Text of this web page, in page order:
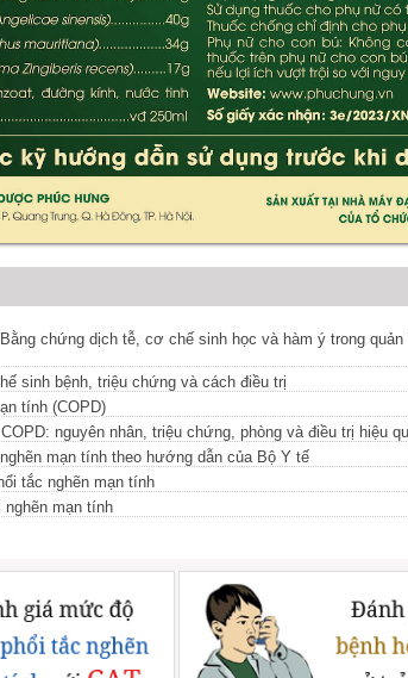
chứng dịch tễ, cơ chế sinh học và hàm ý trong
sinh bệnh, triệu chứng và cách điều trị
tính (COPD)
nguyên nhân, triệu chứng, phòng và điều trị hiệu
mạn tính theo hướng dẫn của Bộ Y tế
tắc nghẽn mạn tính
nghẽn mạn tính